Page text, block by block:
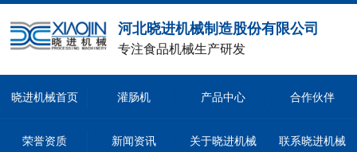
河北晓进机械制造股份有限公司
专注食品机械生产研发
晓进机械首页 灌肠机 产品中心 合作伙伴
荣誉资质 新闻资讯 关于晓进机械 联系晓进机械